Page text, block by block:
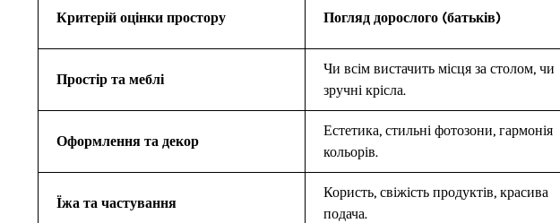
Критерій оцінки простору Погляд дорослого (батьків)
Простір та меблі
Чи всім вистачить місця за столом, чи
зручні крісла.
Оформлення та декор
Естетика, стильні фотозони, гармонія
кольорів.
Їжа та частування
Користь, свіжість продуктів, красива
подача.